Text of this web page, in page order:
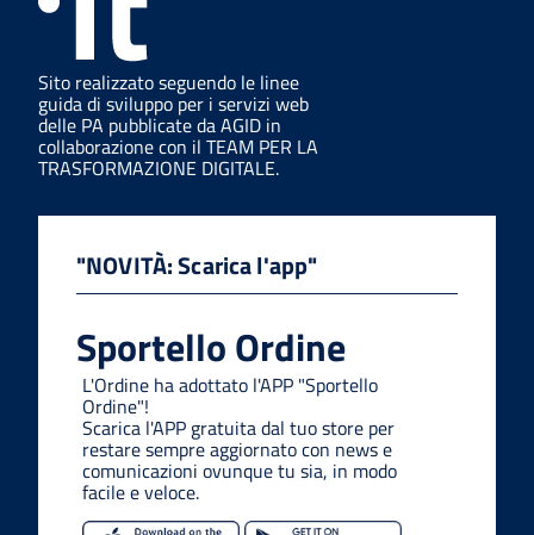
Sito realizzato seguendo le linee
guida di sviluppo per i servizi web
delle PA pubblicate da AGID in
collaborazione con il TEAM PER LA
TRASFORMAZIONE DIGITALE.
"NOVITÀ: Scarica l'app"
Sportello Ordine
L'Ordine ha adottato l'APP "Sportello
Ordine"!
Scarica l'APP gratuita dal tuo store per
restare sempre aggiornato con news e
comunicazioni ovunque tu sia, in modo
facile e veloce.